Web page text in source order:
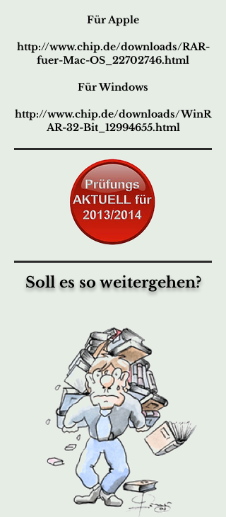
Für Apple
http://www.chip.de/downloads/RAR-
fuer-Mac-OS_22702746.html
Für Windows
http://www.chip.de/downloads/WinR
AR-32-Bit_12994655.html
Soll es so weitergehen?